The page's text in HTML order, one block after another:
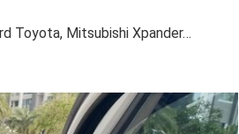
Toyota, Mitsubishi Xpander…